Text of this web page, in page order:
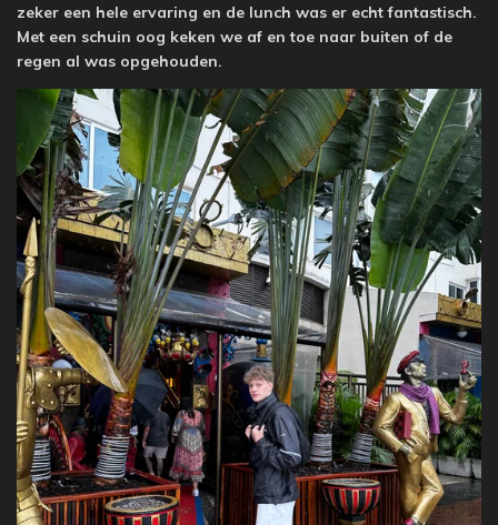
zeker een hele ervaring en de lunch was er echt fantastisch.
Met een schuin oog keken we af en toe naar buiten of de
regen al was opgehouden.